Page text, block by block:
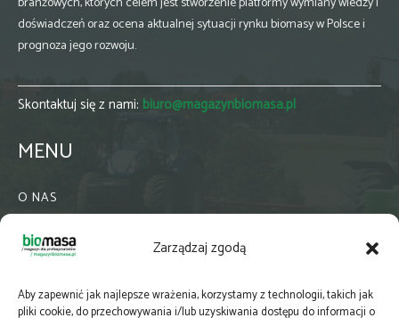
Zarządzaj zgodą
Aby zapewnić jak najlepsze wrażenia, korzystamy z technologii, takich jak
pliki cookie, do przechowywania i/lub uzyskiwania dostępu do informacji o
doświadczeń oraz ocena aktualnej sytuacji rynku biomasy w Polsce i
prognoza jego rozwoju.
Skontaktuj się z nami: biuro@magazynbiomasa.pl
MENU
O NAS
WSPÓŁPRACA
PRENUMERATA